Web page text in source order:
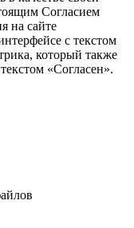
Согласием
на сайте
с текстом
который также
«Согласен».